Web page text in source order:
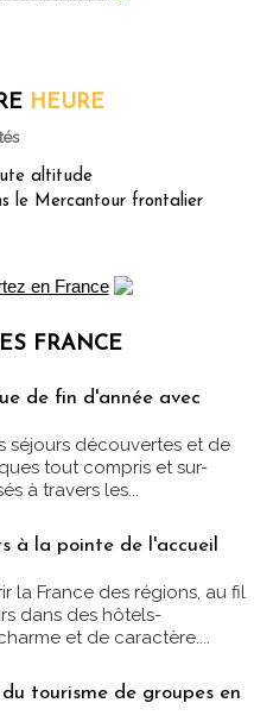
HEURE
altitude
le Mercantour frontalier
FRANCE
de fin d'année avec
séjours découvertes et de
tout compris et sur-
à travers les...
à la pointe de l'accueil
la France des régions, au fil
dans des hôtels-
et de caractère....
tourisme de groupes en